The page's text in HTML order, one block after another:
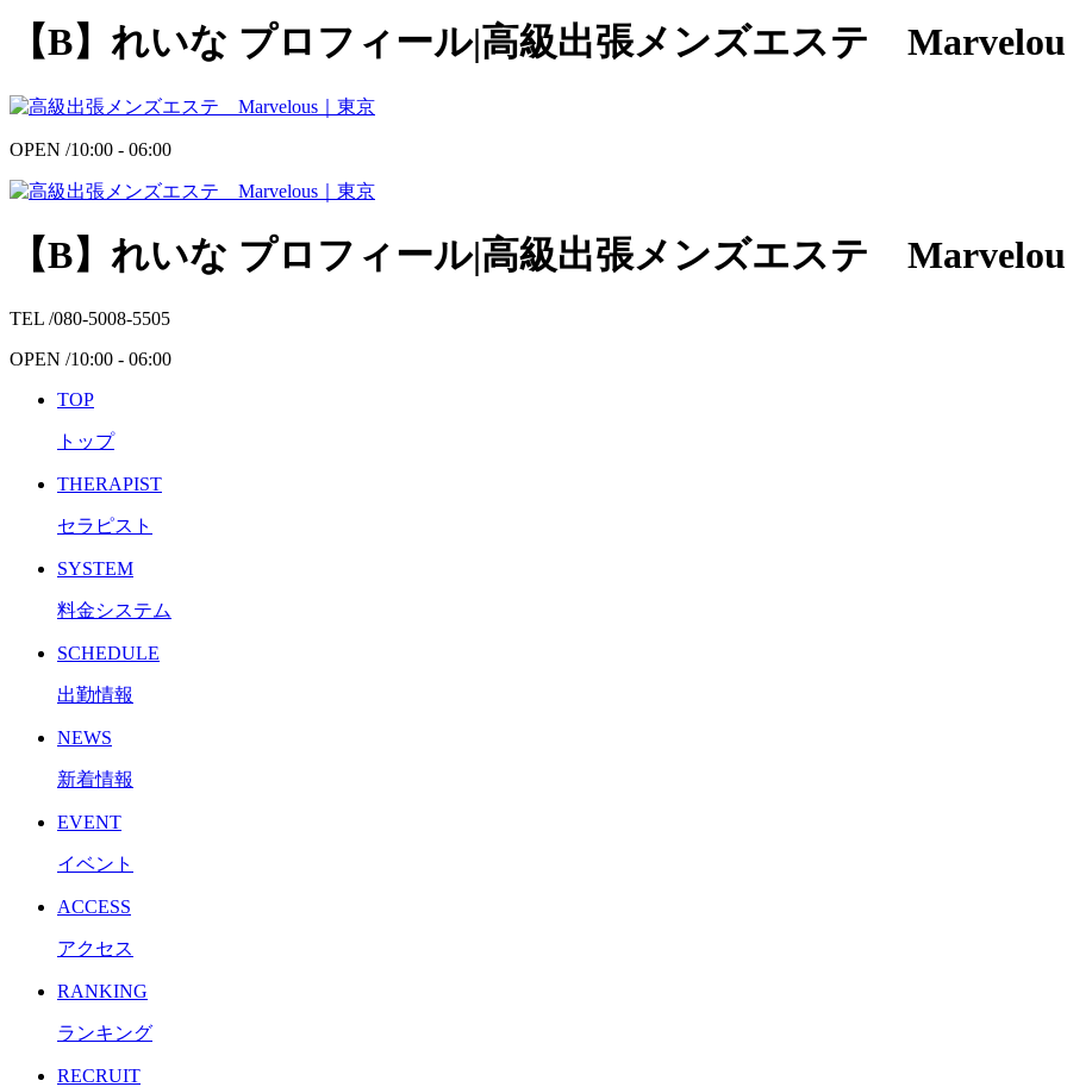
【B】れいな プロフィール|高級出張メンズエステ
OPEN /10:00 - 06:00
【B】れいな プロフィール|高級出張メンズエステ
TEL /080-5008-5505
OPEN /10:00 - 06:00
TOP
トップ
THERAPIST
セラピスト
SYSTEM
料金システム
SCHEDULE
出勤情報
NEWS
新着情報
EVENT
イベント
ACCESS
アクセス
RANKING
ランキング
RECRUIT